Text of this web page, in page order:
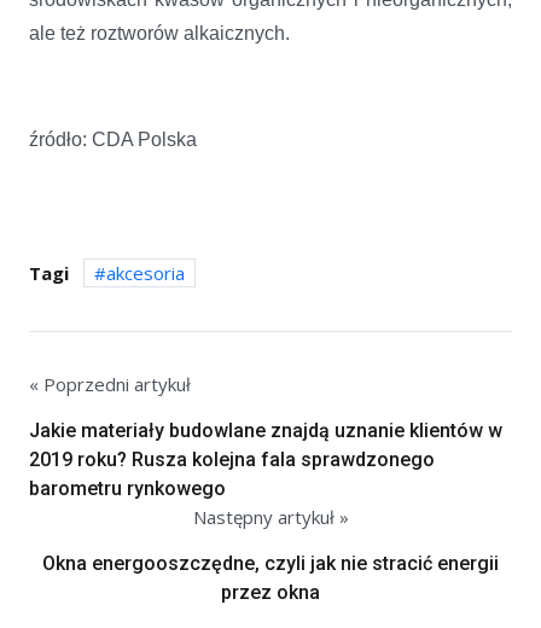
ale też roztworów alkaicznych.
źródło: CDA Polska
Tagi akcesoria
« Poprzedni artykuł
Jakie materiały budowlane znajdą uznanie klientów w
2019 roku? Rusza kolejna fala sprawdzonego
barometru rynkowego
Następny artykuł »
Okna energooszczędne, czyli jak nie stracić energii
przez okna